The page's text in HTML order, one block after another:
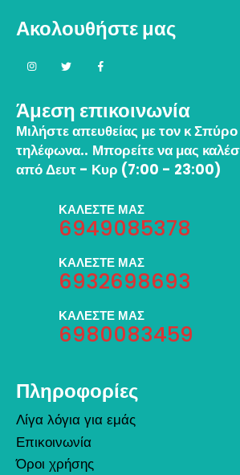
Ακολουθήστε μας
Άμεση επικοινωνία
Μιλήστε απευθείας με τον κ
τηλέφωνα.. Μπορείτε να μας
από Δευτ - Κυρ (7:00 - 23:00)
ΚΑΛΕΣΤΕ ΜΑΣ
6949085378
ΚΑΛΕΣΤΕ ΜΑΣ
6932698693
ΚΑΛΕΣΤΕ ΜΑΣ
6980083459
Πληροφορίες
Λίγα λόγια για εμάς
Επικοινωνία
Όροι χρήσης